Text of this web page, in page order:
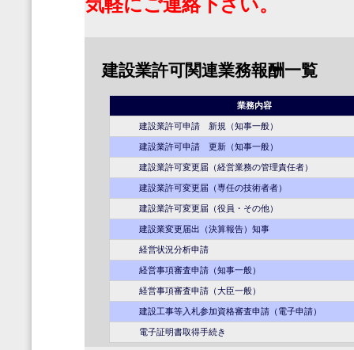
気軽にご連絡下さい。
建設業許可関連業務報酬一覧
業務内容
建設業許可申請 新規（知事一般）
建設業許可申請 更新（知事一般）
建設業許可変更届（経営業務の管理責任者）
建設業許可変更届（専任の技術者者）
建設業許可変更届（役員・その他）
建設業変更届出（決算報告）知事
経営状況分析申請
経営事項審査申請（知事一般）
経営事項審査申請（大臣一般）
建設工事等入札参加資格審査申請（電子申請）
電子証明書取得手続き